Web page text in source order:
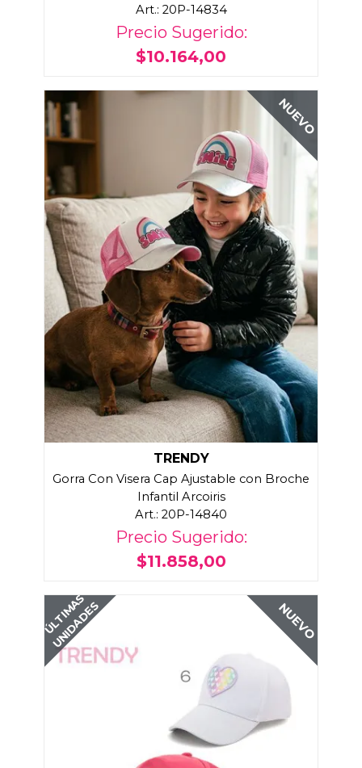
Art.: 20P-14834
Precio Sugerido:
$10.164,00
NUEVO
TRENDY
Gorra Con Visera Cap Ajustable con Broche
Infantil Arcoiris
Art.: 20P-14840
Precio Sugerido:
$11.858,00
ÚLTIMAS
UNIDADES NUEVO